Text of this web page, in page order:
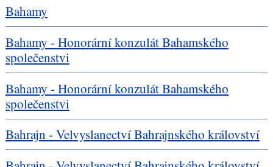
Bahamy
Bahamy - Honorární konzulát Bahamského
společenstvi
Bahamy - Honorární konzulát Bahamského
společenstvi
Bahrajn - Velvyslanectví Bahrajnského království